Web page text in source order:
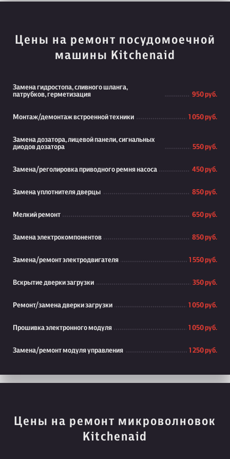
Цены на ремонт посудомоечной
машины Kitchenaid
Замена гидростопа, сливного шланга,
патрубков, герметизация
950 руб.
Монтаж/демонтаж встроенной техники 1 050 руб.
Замена дозатора, лицевой панели, сигнальных
диодов дозатора
550 руб.
Замена/реголировка приводного ремня насоса 450 руб.
Замена уплотнителя дверцы 850 руб.
Мелкий ремонт 650 руб.
Замена электрокомпонентов 850 руб.
Замена/ремонт электродвигателя 1 550 руб.
Вскрытие дверки загрузки 350 руб.
Ремонт/замена дверки загрузки 1 050 руб.
Прошивка электронного модуля 1 050 руб.
Замена/ремонт модуля управления 1 250 руб.
Цены на ремонт микроволновок
Kitchenaid